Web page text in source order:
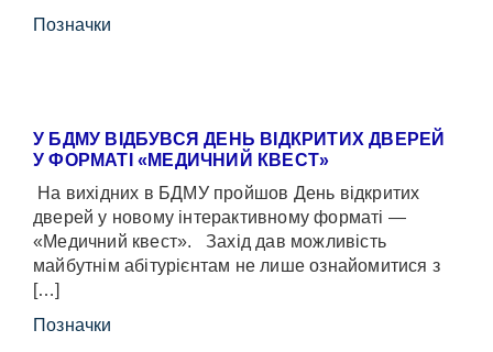
Позначки
У БДМУ ВІДБУВСЯ ДЕНЬ ВІДКРИТИХ ДВЕРЕЙ
У ФОРМАТІ «МЕДИЧНИЙ КВЕСТ»
На вихідних в БДМУ пройшов День відкритих
дверей у новому інтерактивному форматі —
«Медичний квест». Захід дав можливість
майбутнім абітурієнтам не лише ознайомитися з
[…]
Позначки